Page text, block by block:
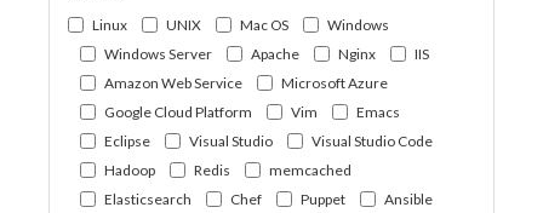
Linux
UNIX Mac OS
Windows
Windows Server
Apache Nginx
IIS
Amazon Web Service
Microsoft Azure
Google Cloud Platform
Vim
Emacs
Eclipse
Visual Studio
Visual Studio Code
Hadoop
Redis
memcached
Elasticsearch
Chef Puppet
Ansible